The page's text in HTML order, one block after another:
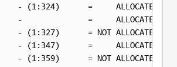
- (1:324)      =
-              =
- (1:327)      = NOT
- (1:347)      =
- (1:359)      = NOT